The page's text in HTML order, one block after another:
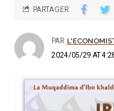
2024/05/29 AT
PAR
PARTAGER